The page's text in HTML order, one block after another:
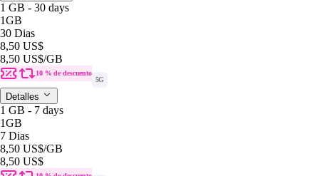
1 GB - 30 days
1GB
30 Dias
8,50 US$
8,50 US$/GB
10 % de descuento
5G
Detalles
1 GB - 7 days
1GB
7 Dias
8,50 US$/GB
8,50 US$